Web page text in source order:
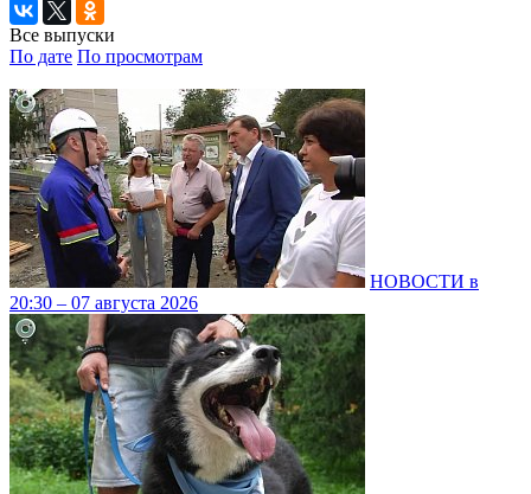
Все выпуски
По дате По просмотрам
НОВОСТИ в
20:30 – 07 августа 2026